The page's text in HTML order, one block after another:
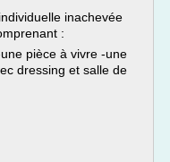
inachevée
:
pièce à vivre -une
dressing et salle de